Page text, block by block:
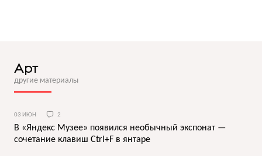
Арт
другие материалы
03 ИЮН 2
В «Яндекс Музее» появился необычный экспонат —
сочетание клавиш Ctrl+F в янтаре